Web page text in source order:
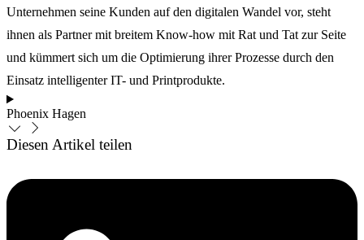
Unternehmen seine Kunden auf den digitalen Wandel vor, steht
ihnen als Partner mit breitem Know-how mit Rat und Tat zur Seite
und kümmert sich um die Optimierung ihrer Prozesse durch den
Einsatz intelligenter IT- und Printprodukte.
Phoenix Hagen
Diesen Artikel teilen